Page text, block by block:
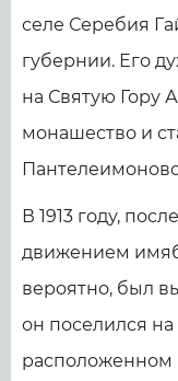
селе Серебия
губернии. Его
на Святую Гору
монашество и
В 1913 году,
движением
вероятно, был
он поселился
расположенном